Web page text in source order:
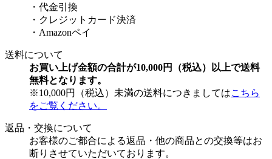
・代金引換
・クレジットカード決済
・Amazonペイ
送料について
お買い上げ金額の合計が10,000円（税込）以上で送料
無料となります。
※10,000円（税込）未満の送料につきましてはこちら
をご覧ください。
返品・交換について
お客様のご都合による返品・他の商品との交換等はお
断りさせていただいております。